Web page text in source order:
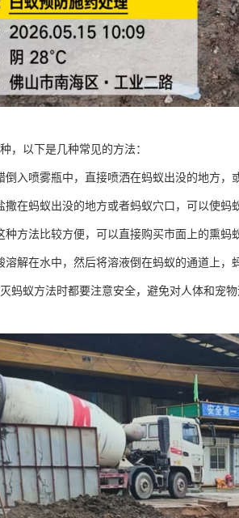
，以下是几种常见的方法：
倒入喷雾瓶中，直接喷洒在蚂蚁出没的地方，
撒在蚂蚁出没的地方或者蚂蚁穴口，可以使蚂
种方法比较方便，可以直接购买市面上的熏蚂
溶解在水中，然后将溶液倒在蚂蚁的通道上，
蚂蚁方法时都要注意安全，避免对人体和宠